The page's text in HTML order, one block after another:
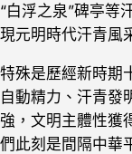
“白浮之泉”碑亭等
現元明時代汗青風
特殊是歷經新時期
自動精力、汗青發
強，文明主體性獲
們此刻是間隔中華